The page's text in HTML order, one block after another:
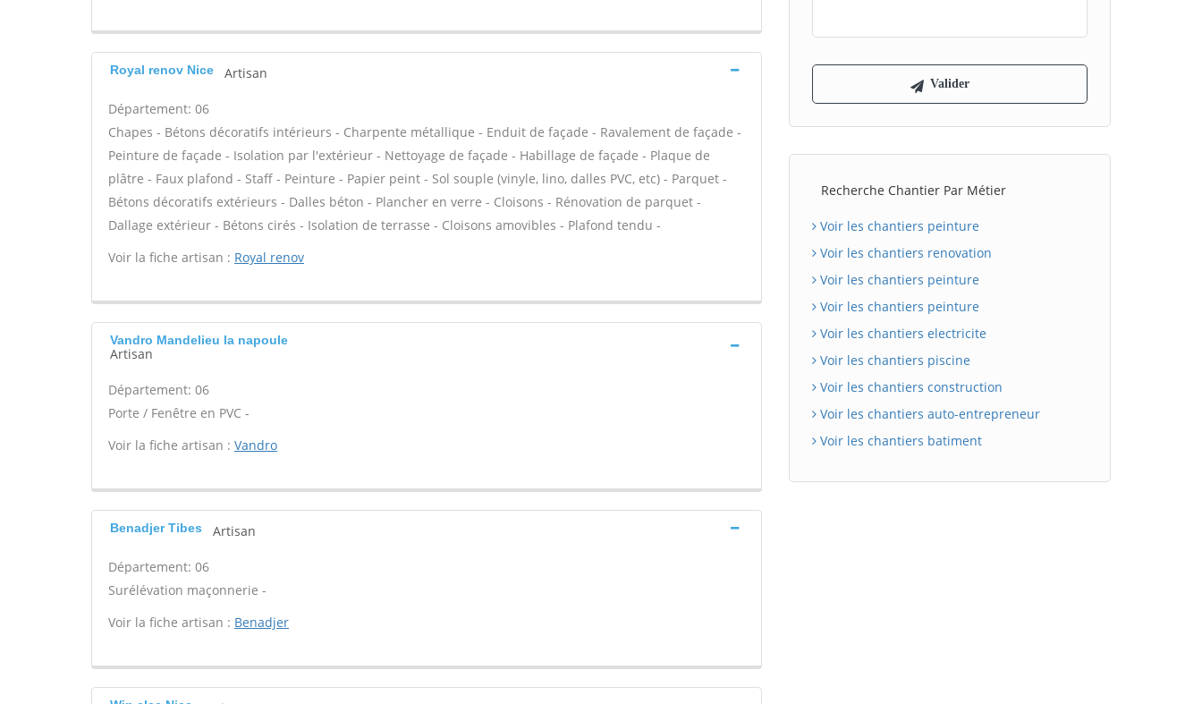
Royal renov Nice Artisan
Département: 06
Chapes - Bétons décoratifs intérieurs - Charpente métallique - Enduit de façade - Ravalement de façade -
Peinture de façade - Isolation par l'extérieur - Nettoyage de façade - Habillage de façade - Plaque de
plâtre - Faux plafond - Staff - Peinture - Papier peint - Sol souple (vinyle, lino, dalles PVC, etc) - Parquet -
Bétons décoratifs extérieurs - Dalles béton - Plancher en verre - Cloisons - Rénovation de parquet -
Dallage extérieur - Bétons cirés - Isolation de terrasse - Cloisons amovibles - Plafond tendu -
Voir la fiche artisan : Royal renov
Vandro Mandelieu la napoule
Artisan
Département: 06
Porte / Fenêtre en PVC -
Voir la fiche artisan : Vandro
Benadjer Tibes Artisan
Département: 06
Surélévation maçonnerie -
Voir la fiche artisan : Benadjer
Recherche Chantier Par Métier
Voir les chantiers peinture
Voir les chantiers renovation
Voir les chantiers peinture
Voir les chantiers peinture
Voir les chantiers electricite
Voir les chantiers piscine
Voir les chantiers construction
Voir les chantiers auto-entrepreneur
Voir les chantiers batiment